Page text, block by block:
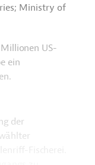
Ministry of
US-
ein
der